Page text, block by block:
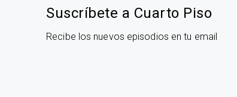
Suscríbete a Cuarto Piso
Recibe los nuevos episodios en tu email